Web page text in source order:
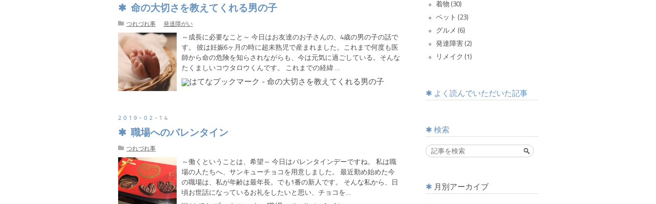
命の大切さを教えてくれる男の子
つれづれ事 発達障がい
～成長に必要なこと～ 今日はお友達のお子さんの、4歳の男の子の話で
す。 彼は妊娠6ヶ月の時に超未熟児で産まれました。これまで何度も医
師から命の危険を知らされながらも、今は元気に過ごしている。そんな
たくましいコウタロウくんです。 これまでの経緯 …
2019-02 - 14
職場へのバレンタイン
つれづれ事
～働くということは、希望～ 今日はバレンタインデーですね。 私は職
場の人たちへ、サンキューチョコを用意しました。 最近勤め始めた今
の職場は、私が年齢は最年長。でも1番の新人です。 そんな私から、日
頃お世話になっているお礼をしたいと思い、チョコを…
着物 (30)
ペット (23)
グルメ (6)
発達障害 (2)
リメイク (1)
よく読んでいただいた記事
検索
月別アーカイブ